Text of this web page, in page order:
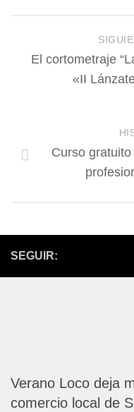
El cortometraje
«II
Curso
SEGUIR:
Verano Loco deja
comercio local de